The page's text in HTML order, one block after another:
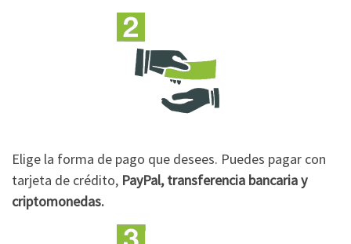
Elige la forma de pago que desees. Puedes pagar con
tarjeta de crédito, PayPal, transferencia bancaria y
criptomonedas.